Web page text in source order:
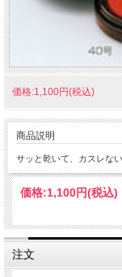
価格:1,100円(税込)
商品説明
サッと乾いて、カスレな
価格:1,100円(税込)
注文